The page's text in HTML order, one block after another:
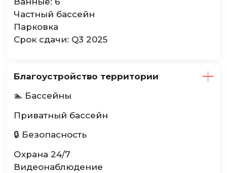
Частный бассейн
Парковка
Срок сдачи: Q3 2025
Благоустройство территории
🏊 Бассейны
Приватный бассейн
🔒 Безопасность
Охрана 24/7
Видеонаблюдение